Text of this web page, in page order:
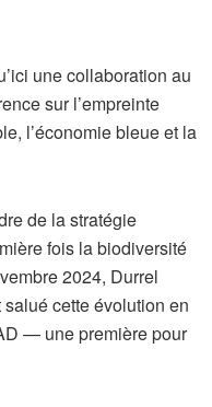
une collaboration au
sur l’empreinte
l’économie bleue et la
de la stratégie
fois la biodiversité
2024, Durrel
cette évolution en
— une première pour